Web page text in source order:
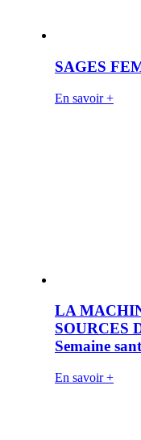
SAGES
En savoir +
LA
SOURCES
Semaine
En savoir +